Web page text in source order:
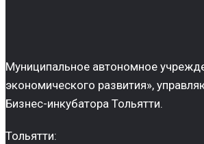
Муниципальное автономное
экономического развития»,
Бизнес-инкубатора Тольятти.
Тольятти: